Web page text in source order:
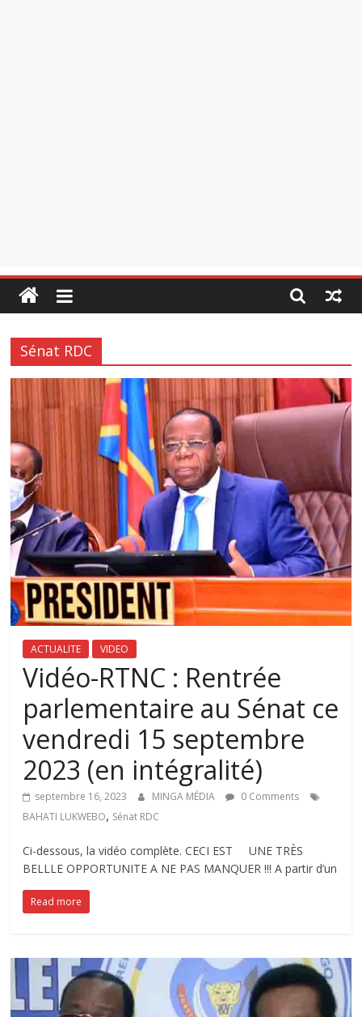
Sénat RDC
ACTUALITE VIDEO
Vidéo-RTNC : Rentrée
parlementaire au Sénat ce
vendredi 15 septembre
2023 (en intégralité)
septembre 16, 2023 MINGA MÉDIA
0 Comments
BAHATI LUKWEBO, Sénat RDC
Ci-dessous, la vidéo complète. CECI EST UNE TRÈS
BELLLE OPPORTUNITE A NE PAS MANQUER !!! A partir d’un
Read more